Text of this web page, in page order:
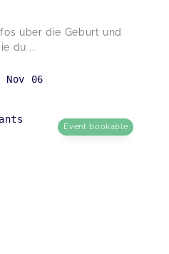
über die Geburt und
du ...
Nov 06
Event bookable